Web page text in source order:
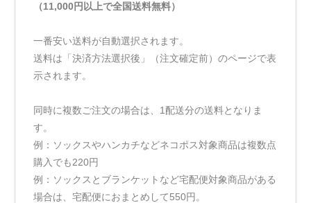
（11,000円以上で全国送料無料）
一番安い送料が自動選択されます。
送料は「決済方法選択後」（注文確定前）のページで表
示されます。
同時に複数ご注文の場合は、1配送分の送料となりま
す。
例：ソックスやハンカチなどネコポス対象商品は複数点
購入でも220円
例：ソックスとブランケットなど宅配便対象商品がある
場合は、宅配便におまとめして550円。